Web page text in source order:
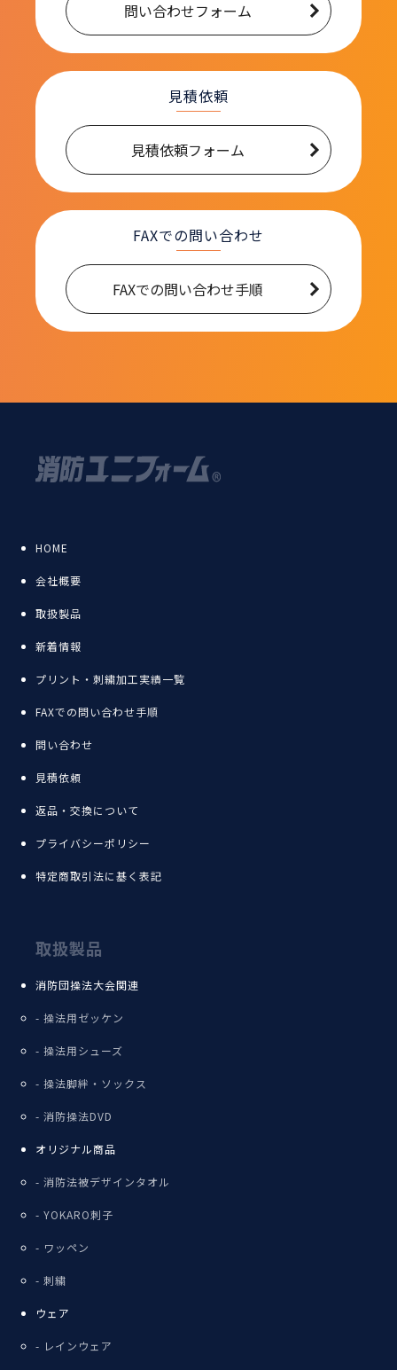
問い合わせフォーム
見積依頼
見積依頼フォーム
FAXでの問い合わせ
FAXでの問い合わせ手順
HOME
会社概要
取扱製品
新着情報
プリント・刺繍加工実績一覧
FAXでの問い合わせ手順
問い合わせ
見積依頼
返品・交換について
プライバシーポリシー
特定商取引法に基く表記
取扱製品
消防団操法大会関連
操法用ゼッケン
操法用シューズ
操法脚絆・ソックス
消防操法DVD
オリジナル商品
消防法被デザインタオル
YOKARO刺子
ワッペン
刺繍
ウェア
レインウェア